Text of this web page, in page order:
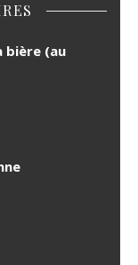
bière (au